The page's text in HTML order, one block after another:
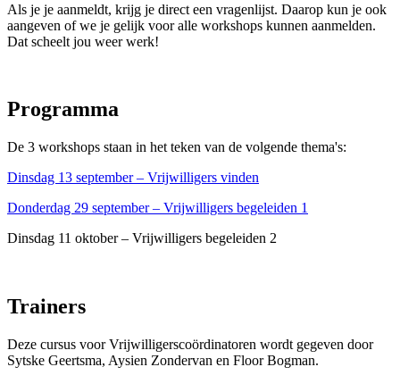
Als je je aanmeldt, krijg je direct een vragenlijst. Daarop kun je ook
aangeven of we je gelijk voor alle workshops kunnen aanmelden.
Dat scheelt jou weer werk!
Programma
De 3 workshops staan in het teken van de volgende thema's:
Dinsdag 13 september – Vrijwilligers vinden
Donderdag 29 september – Vrijwilligers begeleiden 1
Dinsdag 11 oktober – Vrijwilligers begeleiden 2
Trainers
Deze cursus voor Vrijwilligerscoördinatoren wordt gegeven door
Sytske Geertsma, Aysien Zondervan en Floor Bogman.